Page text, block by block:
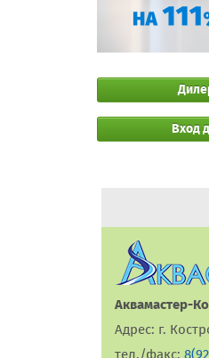
Вход
Аквамастер-
Адрес: г.
тел./факс: